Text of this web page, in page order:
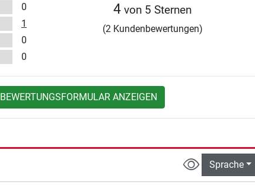
0
1
0
0
4 von 5 Sternen
(2 Kundenbewertungen)
BEWERTUNGSFORMULAR ANZEIGEN
Sprache